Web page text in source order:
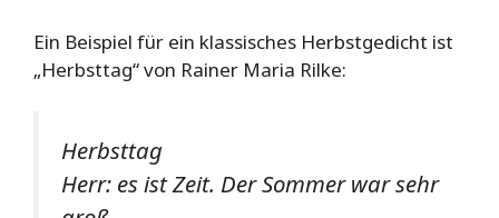
Ein Beispiel für ein klassisches Herbstgedicht ist
„Herbsttag“ von Rainer Maria Rilke:
Herbsttag
Herr: es ist Zeit. Der Sommer war sehr